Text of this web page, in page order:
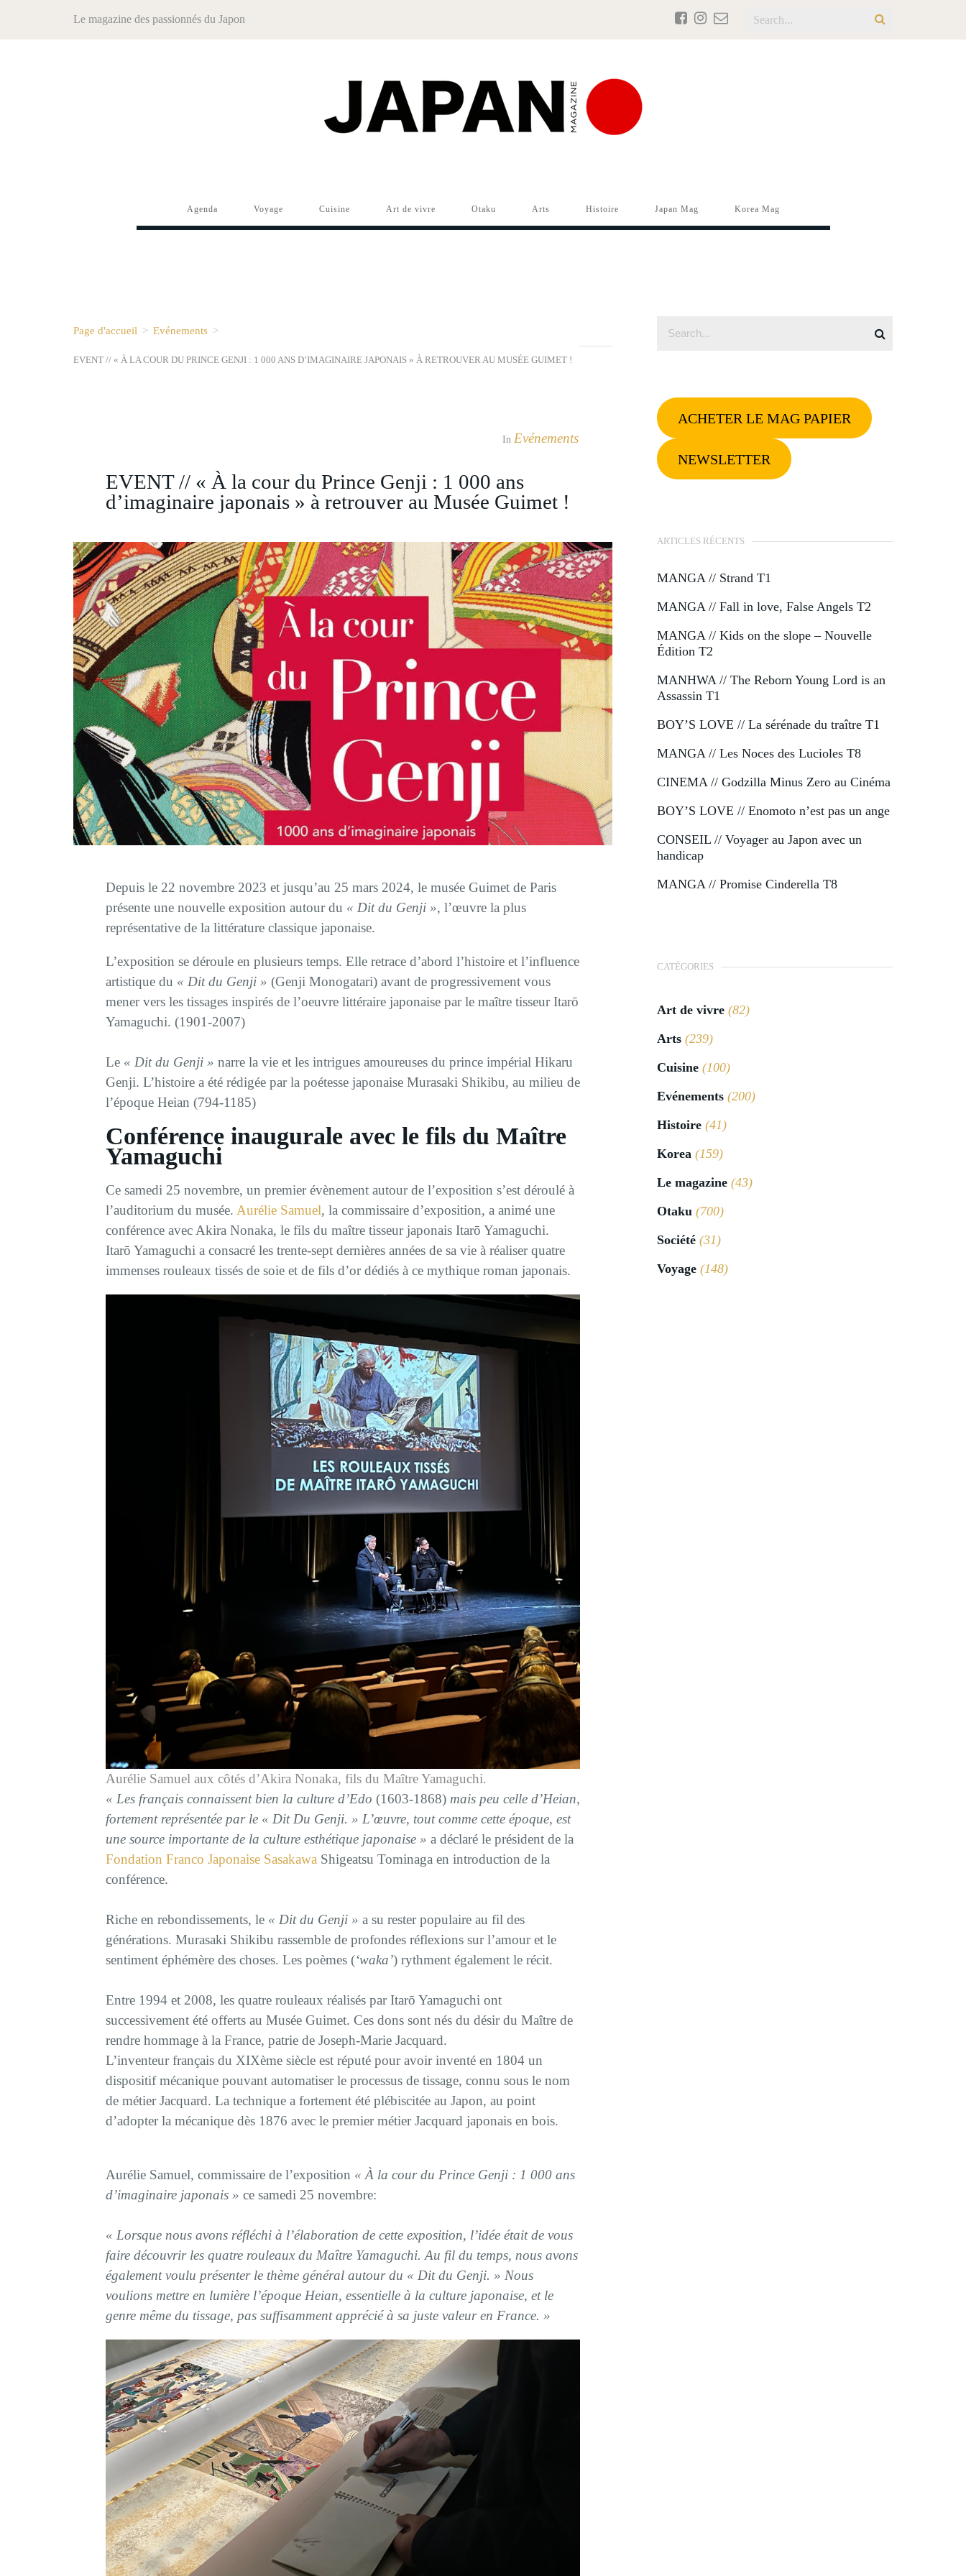
Le magazine des passionnés du Japon
Agenda Voyage Cuisine Art de vivre Otaku Arts Histoire Japan Mag Korea Mag
Page d'accueil > Evénements >
EVENT // « À LA COUR DU PRINCE GENJI : 1 000 ANS D’IMAGINAIRE JAPONAIS » À RETROUVER AU MUSÉE GUIMET !
In Evénements
EVENT // « À la cour du Prince Genji : 1 000 ans
d’imaginaire japonais » à retrouver au Musée Guimet !
Depuis le 22 novembre 2023 et jusqu’au 25 mars 2024, le musée Guimet de Paris
présente une nouvelle exposition autour du « Dit du Genji », l’œuvre la plus
représentative de la littérature classique japonaise.
L’exposition se déroule en plusieurs temps. Elle retrace d’abord l’histoire et l’influence
artistique du « Dit du Genji » (Genji Monogatari) avant de progressivement vous
mener vers les tissages inspirés de l’oeuvre littéraire japonaise par le maître tisseur Itarō
Yamaguchi. (1901-2007)
Le « Dit du Genji » narre la vie et les intrigues amoureuses du prince impérial Hikaru
Genji. L’histoire a été rédigée par la poétesse japonaise Murasaki Shikibu, au milieu de
l’époque Heian (794-1185)
Conférence inaugurale avec le fils du Maître
Yamaguchi
Ce samedi 25 novembre, un premier évènement autour de l’exposition s’est déroulé à
l’auditorium du musée. Aurélie Samuel, la commissaire d’exposition, a animé une
conférence avec Akira Nonaka, le fils du maître tisseur japonais Itarō Yamaguchi.
Itarō Yamaguchi a consacré les trente-sept dernières années de sa vie à réaliser quatre
immenses rouleaux tissés de soie et de fils d’or dédiés à ce mythique roman japonais.
Aurélie Samuel aux côtés d’Akira Nonaka, fils du Maître Yamaguchi.
« Les français connaissent bien la culture d’Edo (1603-1868) mais peu celle d’Heian,
fortement représentée par le « Dit Du Genji. » L’œuvre, tout comme cette époque, est
une source importante de la culture esthétique japonaise » a déclaré le président de la
Fondation Franco Japonaise Sasakawa Shigeatsu Tominaga en introduction de la
conférence.
Riche en rebondissements, le « Dit du Genji » a su rester populaire au fil des
générations. Murasaki Shikibu rassemble de profondes réflexions sur l’amour et le
sentiment éphémère des choses. Les poèmes (‘waka’) rythment également le récit.
Entre 1994 et 2008, les quatre rouleaux réalisés par Itarō Yamaguchi ont
successivement été offerts au Musée Guimet. Ces dons sont nés du désir du Maître de
rendre hommage à la France, patrie de Joseph-Marie Jacquard.
L’inventeur français du XIXème siècle est réputé pour avoir inventé en 1804 un
dispositif mécanique pouvant automatiser le processus de tissage, connu sous le nom
de métier Jacquard. La technique a fortement été plébiscitée au Japon, au point
d’adopter la mécanique dès 1876 avec le premier métier Jacquard japonais en bois.
Aurélie Samuel, commissaire de l’exposition « À la cour du Prince Genji : 1 000 ans
d’imaginaire japonais » ce samedi 25 novembre:
« Lorsque nous avons réfléchi à l’élaboration de cette exposition, l’idée était de vous
faire découvrir les quatre rouleaux du Maître Yamaguchi. Au fil du temps, nous avons
également voulu présenter le thème général autour du « Dit du Genji. » Nous
voulions mettre en lumière l’époque Heian, essentielle à la culture japonaise, et le
genre même du tissage, pas suffisamment apprécié à sa juste valeur en France. »
ACHETER LE MAG PAPIER
NEWSLETTER
ARTICLES RÉCENTS
MANGA // Strand T1
MANGA // Fall in love, False Angels T2
MANGA // Kids on the slope – Nouvelle
Édition T2
MANHWA // The Reborn Young Lord is an
Assassin T1
BOY’S LOVE // La sérénade du traître T1
MANGA // Les Noces des Lucioles T8
CINEMA // Godzilla Minus Zero au Cinéma
BOY’S LOVE // Enomoto n’est pas un ange
CONSEIL // Voyager au Japon avec un
handicap
MANGA // Promise Cinderella T8
CATÉGORIES
Art de vivre (82)
Arts (239)
Cuisine (100)
Evénements (200)
Histoire (41)
Korea (159)
Le magazine (43)
Otaku (700)
Société (31)
Voyage (148)